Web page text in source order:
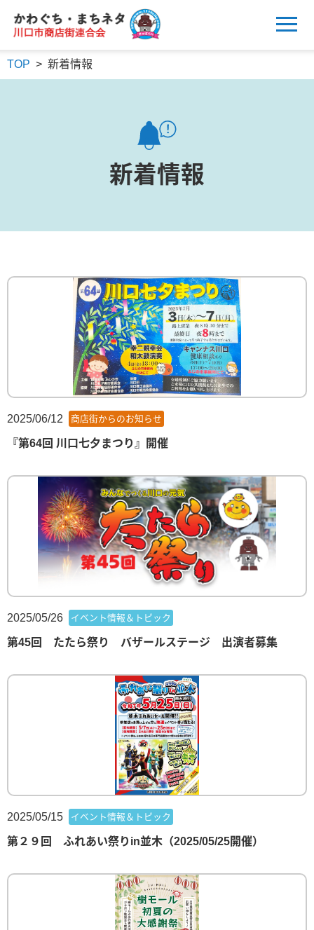
かわぐち・まちネタ
川口市商店街連合会
TOP > 新着情報
新着情報
2025/06/12 商店街からのお知らせ
『第64回 川口七夕まつり』開催
2025/05/26 イベント情報＆トピック
第45回 たたら祭り バザールステージ 出演者募集
2025/05/15 イベント情報＆トピック
第２９回 ふれあい祭りin並木（2025/05/25開催）